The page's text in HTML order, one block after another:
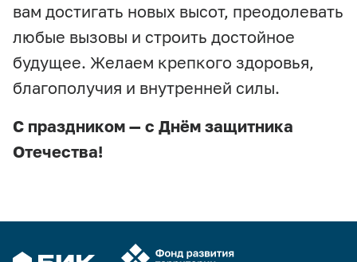
вам достигать новых высот, преодолевать
любые вызовы и строить достойное
будущее. Желаем крепкого здоровья,
благополучия и внутренней силы.
С праздником — с Днём защитника
Отечества!